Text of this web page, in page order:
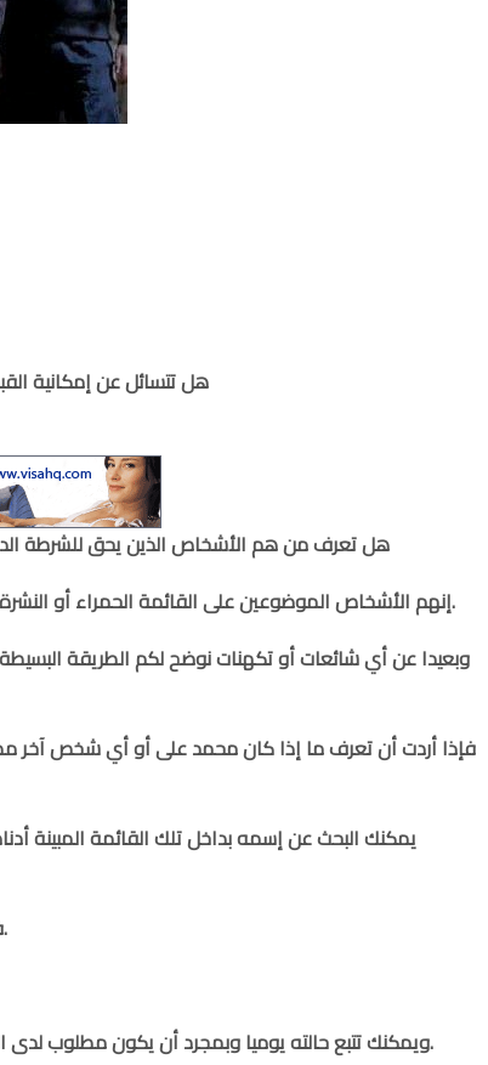
هل تتسائل عن إمكانية
هل تعرف من هم الأشخاص الذين يحق للشرطة
إنهم الأشخاص الموضوعين على القائمة الحمراء أو النشرة الحمراء والتى ينشرها الإنتربول ويتم تحديثها بإستمرار.
وبعيدا عن أي شائعات أو تكهنات نوضح لكم الطريقة
فإذا أردت أن تعرف ما إذا كان محمد على أو أي شخص آخر
يمكنك البحث عن إسمه بداخل تلك القائمة المبينة
فإذا وجدت إسمه فى تلك القائمة فهو مطلوب دوليا.
ويمكنك تتبع حالته يوميا وبمجرد أن يكون مطلوب لدى الإنتربول سيظهر إسمه فى هذه القائمة الواردة أدناه.